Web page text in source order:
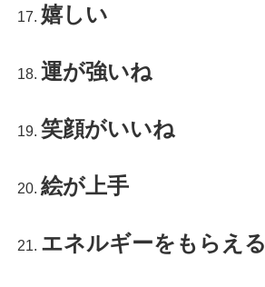
嬉しい
運が強いね
笑顔がいいね
絵が上手
エネルギーをもらえる